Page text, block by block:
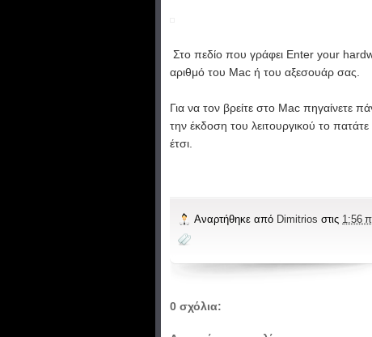
Στο πεδίο που γράφει Enter your
αριθμό του Mac ή του αξεσουάρ σας.
Για να τον βρείτε στο Mac πηγαίνετε
την έκδοση του λειτουργικού το
έτσι.
Αναρτήθηκε από Dimitrios στις 1:56
0 σχόλια: